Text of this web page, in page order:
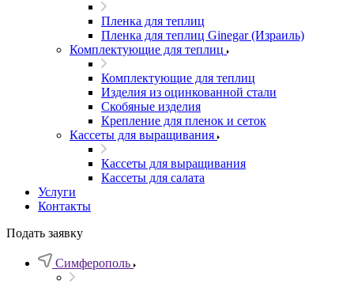
Пленка для теплиц
Пленка для теплиц Ginegar (Израиль)
Комплектующие для теплиц
Комплектующие для теплиц
Изделия из оцинкованной стали
Скобяные изделия
Крепление для пленок и сеток
Кассеты для выращивания
Кассеты для выращивания
Кассеты для салата
Услуги
Контакты
Подать заявку
Симферополь